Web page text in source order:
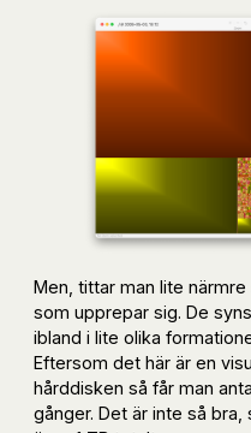
Men, tittar man lite
som upprepar sig. De
ibland i lite olika
Eftersom det här är en
hårddisken så får man
gånger. Det är inte så